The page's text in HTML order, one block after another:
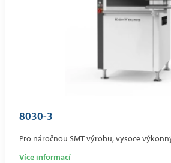
8030-3
Pro náročnou SMT výrobu, vysoce
Více informací